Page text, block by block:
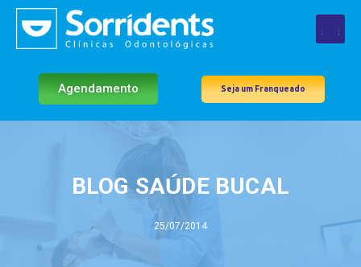
Agendamento Seja um Franqueado
BLOG SAÚDE BUCAL
25/07/2014